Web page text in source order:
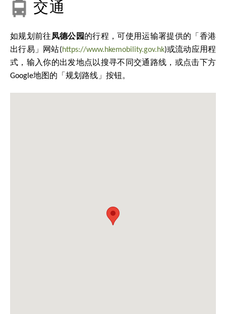
交通
如规划前往凤德公园 的行程，可使用运输署提供的「香港
出行易」网站(https://www.hkemobility.gov.hk)或流动应用程
式，输入你的出发地点以搜寻不同交通路线，或点击下方
Google地图的「规划路线」按钮。